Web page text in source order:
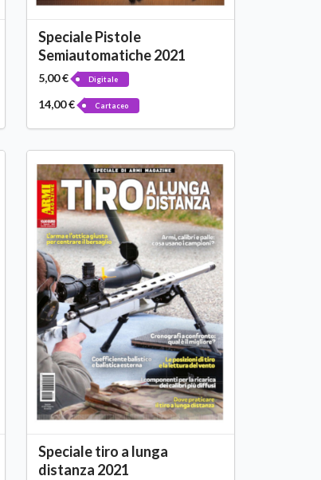
Speciale Pistole
Semiautomatiche 2021
5,00 € Digitale
14,00 € Cartaceo
Speciale tiro a lunga
distanza 2021